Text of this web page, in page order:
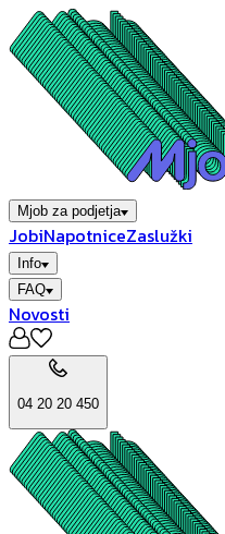
Mjob za podjetja
JobiNapotniceZaslužki
Info
FAQ
Novosti
04 20 20 450